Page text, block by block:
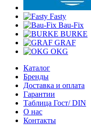
Fasty
Bau-Fix
BURKE
GRAF
OKG
Каталог
Бренды
Доставка и оплата
Гарантии
Таблица Гост/ DIN
О нас
Контакты